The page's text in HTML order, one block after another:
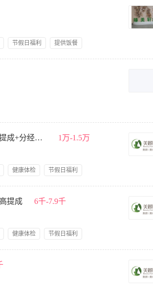
职业素质和技能。 任职资格: 1、22-40岁，有3年以上
元 福利：底薪+提成+手工+奖金+包餐，买社保 三家门
节假日福利
提供饭餐
的意见，解释服务目标及标准，与其他员工共同制定改
5、订立公正、合理、有效的奖罚制度，协调店员之间
，确保产品效果良好，质量稳定，物有所值。 8、定期
他(她)们的爱好、要求及皮肤的特性，以便更好地提供
天工作流程报表与每月总结报表。 6、完成店长安排的其
验者优先考虑； 3、良好的语言表达能力，善于沟通，
乐观，积极向上，团队协作能力强。
高薪急聘门店主任高提成+分经+年终奖+五险 1万-1.5万
健康体检
节假日福利
。 2、业绩目标的实现者。营业额目标的实现，50%是
的过程中，主任必须以身作则，才能证明自我的价值。
团队协调能力，充满工作激情； 3、自愿参加岗前培训
：10000-15000元/月 1、赴上海进行专业化的岗前培训
，支持内部竞聘实现员工更高价值，享受公司分红； 4
利、高额提成产品福利等。
提成 6千-7.9千
健康体检
节假日福利
管理个人工作用产品、物品 5、积极学习提高个人专业
岁以下，身高158以上 ； 3、五官端正，面部皮肤无明
沟通，能够清晰地表达对事物的认识 ； 6、愿意从事服